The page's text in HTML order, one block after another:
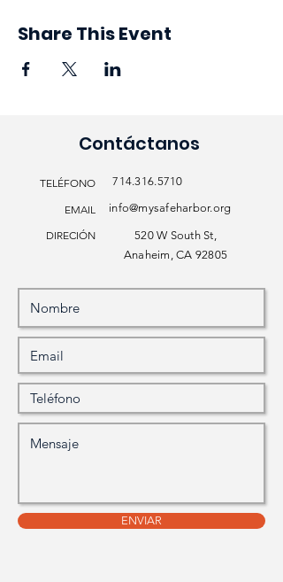
Share This Event
Contáctanos
TELÉFONO 714.316.5710
EMAIL info@mysafeharbor.org
DIRECIÓN
520 W South St,
Anaheim, CA 92805
ENVIAR